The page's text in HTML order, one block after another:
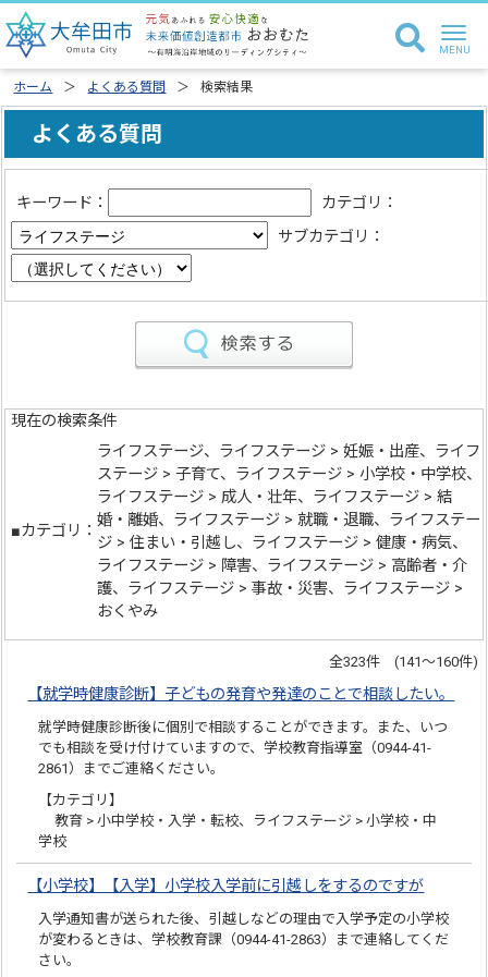
ホーム よくある質問 検索結果
よくある質問
キーワード：
カテゴリ：
サブカテゴリ：
現在の検索条件
■カテゴリ：
ライフステージ、ライフステージ > 妊娠・出産、ライフ
ステージ > 子育て、ライフステージ > 小学校・中学校、
ライフステージ > 成人・壮年、ライフステージ > 結
婚・離婚、ライフステージ > 就職・退職、ライフステー
ジ > 住まい・引越し、ライフステージ > 健康・病気、
ライフステージ > 障害、ライフステージ > 高齢者・介
護、ライフステージ > 事故・災害、ライフステージ >
おくやみ
全323件 (141～160件)
【就学時健康診断】子どもの発育や発達のことで相談したい。
就学時健康診断後に個別で相談することができます。また、いつ
でも相談を受け付けていますので、学校教育指導室（0944-41-
2861）までご連絡ください。
【カテゴリ】
教育 > 小中学校・入学・転校、ライフステージ > 小学校・中
学校
【小学校】【入学】小学校入学前に引越しをするのですが
入学通知書が送られた後、引越しなどの理由で入学予定の小学校
が変わるときは、学校教育課（0944-41-2863）まで連絡してくだ
さい。